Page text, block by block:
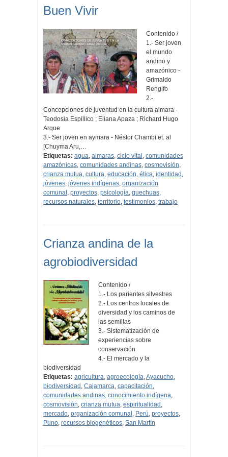
Buen Vivir
Contenido /
1.- Ser joven
el mundo
andino y
amazónico -
Grimaldo
Rengifo
2.-
Concepciones de juventud en la cultura aimara -
Teodosia Espillico ; Eliana Apaza ; Richard Hugo
Arque
3.- Ser joven en aymara - Néstor Chambi et. al
[Chuyma Aru,…
Etiquetas: agua, aimaras, ciclo vital , comunidades
amazónicas, comunidades andinas, cosmovisión,
crianza mutua, cultura, educación, ética, identidad ,
jóvenes, jóvenes indígenas, organización
comunal , proyectos, psicología, quechuas,
recursos naturales, territorio, testimonios, trabajo
Crianza andina de la
agrobiodiversidad
Contenido /
1.- Los parientes silvestres
2.- Los centros locales de
diversidad y los caminos de
las semillas
3.- Sistematización de
experiencias sobre
conservación
4.- El mercado y la
biodiversidad
Etiquetas: agricultura, agroecología,Ayacucho,
biodiversidad , Cajamarca, capacitación,
comunidades andinas, conocimiento indígena,
cosmovisión, crianza mutua, espiritualidad ,
mercado, organización comunal , Perú, proyectos,
Puno, recursos biogenéticos, San Martín